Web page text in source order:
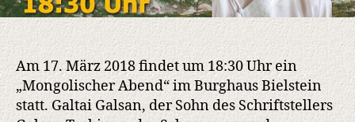
Am 17. März 2018 findet um 18:30 Uhr ein
„Mongolischer Abend“ im Burghaus Bielstein
statt. Galtai Galsan, der Sohn des Schriftstellers